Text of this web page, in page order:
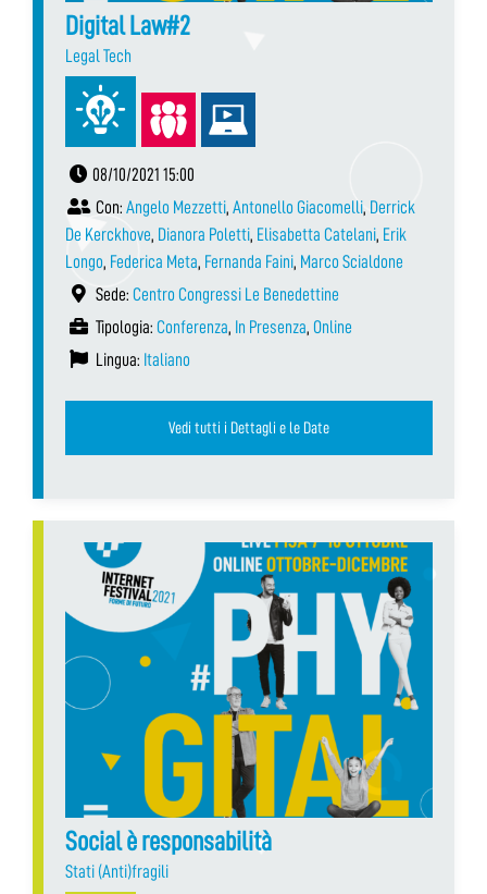
Digital Law#2
Legal Tech
08/10/2021 15:00
Con: Angelo Mezzetti, Antonello Giacomelli, Derrick
De Kerckhove, Dianora Poletti, Elisabetta Catelani, Erik
Longo, Federica Meta, Fernanda Faini, Marco Scialdone
Sede: Centro Congressi Le Benedettine
Tipologia: Conferenza, In Presenza, Online
Lingua: Italiano
Vedi tutti i Dettagli e le Date
Social è responsabilità
Stati (Anti)fragili